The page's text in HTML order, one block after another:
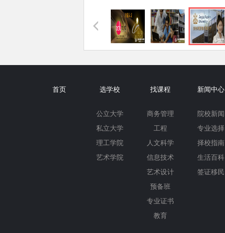
首页 选学校
公立大学
私立大学
理工学院
艺术学院
找课程
商务管理
工程
人文科学
信息技术
艺术设计
预备班
专业证书
教育
新闻中心
院校新闻
专业选择
择校指南
生活百科
签证移民